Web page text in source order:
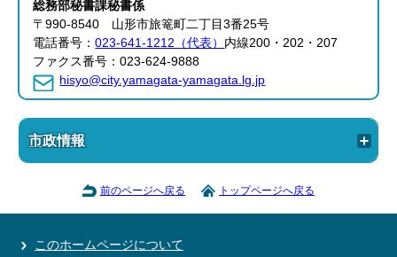
総務部秘書課秘書係
〒990-8540 山形市旅篭町二丁目3番25号
電話番号：023-641-1212（代表） 内線200・202・207
ファクス番号：023-624-9888
hisyo@city.yamagata-yamagata.lg.jp
市政情報
前のページへ戻る トップページへ戻る
このホームページについて